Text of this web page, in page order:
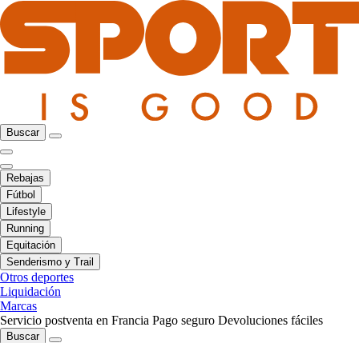
Buscar
Rebajas
Fútbol
Lifestyle
Running
Equitación
Senderismo y Trail
Otros deportes
Liquidación
Marcas
Servicio postventa en Francia Pago seguro Devoluciones fáciles
Buscar